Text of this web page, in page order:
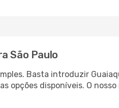
São Paulo
Basta introduzir
opções disponíveis. O